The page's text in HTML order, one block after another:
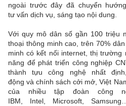
ngoài trước đây đã chuyển
tư vấn dịch vụ, sáng tạo nội dung.
Với quy mô dân số gần 100 triệu
thoại thông minh cao, trên 70%
minh có kết nối internet, thị
năng để phát triển công nghiệp
thành tựu công nghệ nhất
động và chính sách cởi mở, Việt
của nhiều tập đoàn công
IBM, Intel, Microsoft,